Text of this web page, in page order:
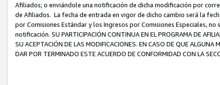
Afiliados; o enviándole una notificación de dicha modificación por
de Afiliados. La fecha de entrada en vigor de dicho cambio será la
por Comisiones Estándar y los Ingresos por Comisiones Especiales,
notificación. SU PARTICIPACIÓN CONTINUA EN EL PROGRAMA DE
SU ACEPTACIÓN DE LAS MODIFICACIONES. EN CASO DE QUE ALGUNA
DAR POR TERMINADO ESTE ACUERDO DE CONFORMIDAD CON LA